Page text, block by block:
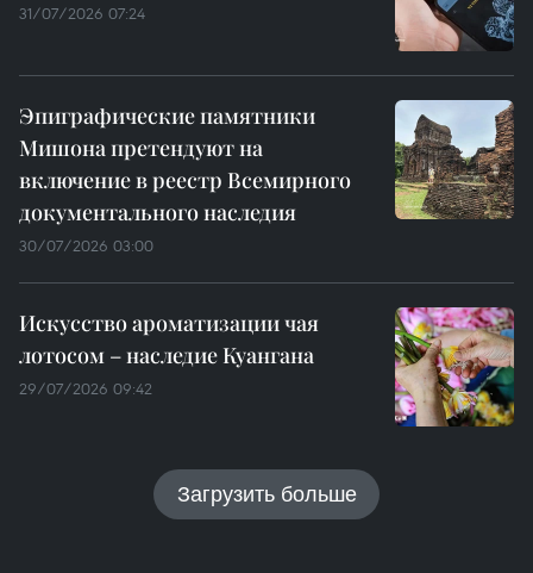
31/07/2026 07:24
Эпиграфические памятники
Мишона претендуют на
включение в реестр Всемирного
документального наследия
30/07/2026 03:00
Искусство ароматизации чая
лотосом – наследие Куангана
29/07/2026 09:42
Загрузить больше